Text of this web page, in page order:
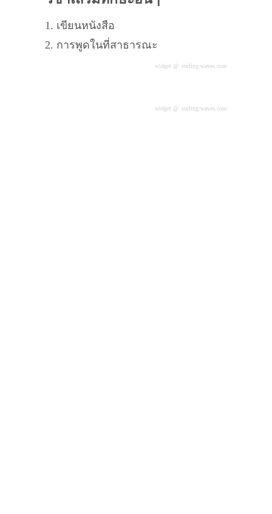
1. เขียนหนังสือ
2. การพูดในที่สาธารณะ
widget @ surfing-waves.com
widget @ surfing-waves.com